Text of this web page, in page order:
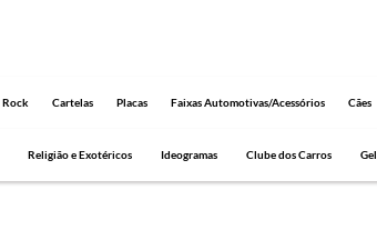
Rock Cartelas Placas Faixas Automotivas/Acessórios Cães
Religião e Exotéricos Ideogramas Clube dos Carros